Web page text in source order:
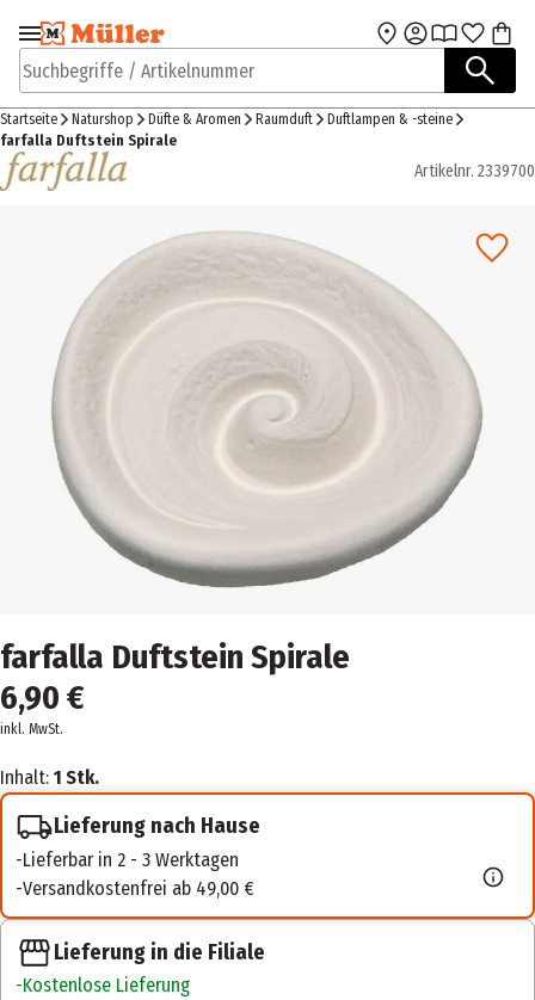
Zur Navigation
springen
Zum Hauptinhalt
Suchbegriffe / Artikelnummer
Startseite Naturshop Düfte & Aromen Raumduft
Duftlampen & -steine
farfalla Duftstein Spirale
Artikelnr. 2339700
farfalla Duftstein Spirale
6,90 €
inkl. MwSt.
Inhalt: 1 Stk.
Lieferung nach Hause
Lieferbar in 2 - 3 Werktagen
Versandkostenfrei ab 49,00 €
Lieferung in die Filiale
Kostenlose Lieferung